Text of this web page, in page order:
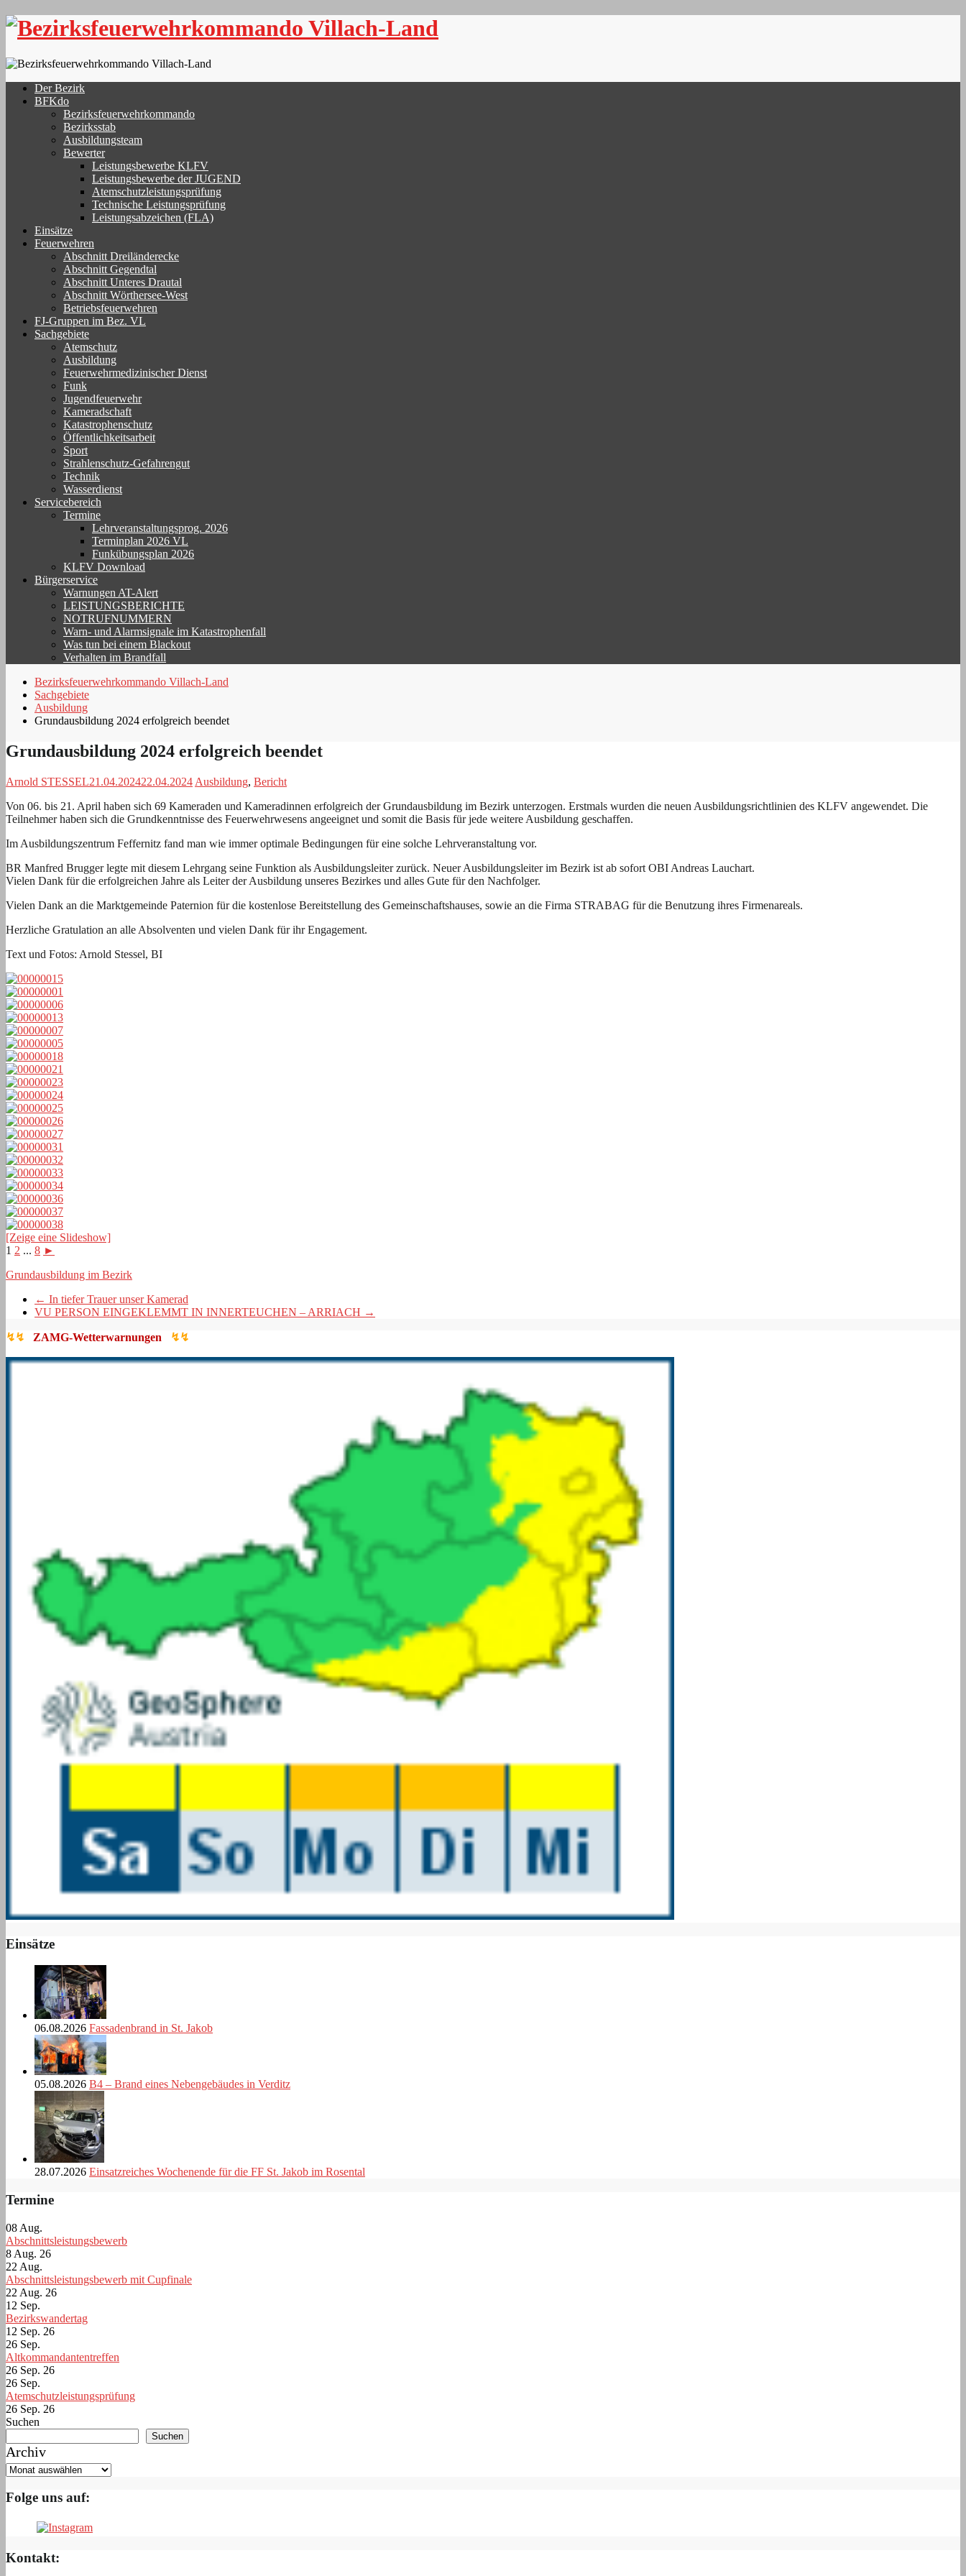
Skip
Der Bezirk
BFKdo
Bezirksfeuerwehrkommando
Bezirksstab
Ausbildungsteam
Bewerter
Leistungsbewerbe KLFV
Leistungsbewerbe der JUGEND
Atemschutzleistungsprüfung
Technische Leistungsprüfung
Leistungsabzeichen (FLA)
Einsätze
Feuerwehren
Abschnitt Dreiländerecke
Abschnitt Gegendtal
Abschnitt Unteres Drautal
Abschnitt Wörthersee-West
Betriebsfeuerwehren
FJ-Gruppen im Bez. VL
Sachgebiete
Atemschutz
Ausbildung
Feuerwehrmedizinischer Dienst
Funk
Jugendfeuerwehr
Kameradschaft
Katastrophenschutz
Öffentlichkeitsarbeit
Sport
Strahlenschutz-Gefahrengut
Technik
Wasserdienst
Servicebereich
Termine
Lehrveranstaltungsprog. 2026
Terminplan 2026 VL
Funkübungsplan 2026
KLFV Download
Bürgerservice
Warnungen AT-Alert
LEISTUNGSBERICHTE
NOTRUFNUMMERN
Warn- und Alarmsignale im Katastrophenfall
Was tun bei einem Blackout
Verhalten im Brandfall
Bezirksfeuerwehrkommando Villach-Land
Sachgebiete
Ausbildung
Grundausbildung 2024 erfolgreich beendet
Grundausbildung 2024 erfolgreich beendet
Arnold STESSEL21.04.202422.04.2024 Ausbildung, Bericht
Von 06. bis 21. April haben sich 69 Kameraden und Kameradinnen erfolgreich der Grundausbildung im Bezirk unterzogen. Erstmals wurden die neuen Ausbildungsrichtlinien des KLFV angewendet. Die
Teilnehmer haben sich die Grundkenntnisse des Feuerwehrwesens angeeignet und somit die Basis für jede weitere Ausbildung geschaffen.
Im Ausbildungszentrum Feffernitz fand man wie immer optimale Bedingungen für eine solche Lehrveranstaltung vor.
BR Manfred Brugger legte mit diesem Lehrgang seine Funktion als Ausbildungsleiter zurück. Neuer Ausbildungsleiter im Bezirk ist ab sofort OBI Andreas Lauchart.
Vielen Dank für die erfolgreichen Jahre als Leiter der Ausbildung unseres Bezirkes und alles Gute für den Nachfolger.
Vielen Dank an die Marktgemeinde Paternion für die kostenlose Bereitstellung des Gemeinschaftshauses, sowie an die Firma STRABAG für die Benutzung ihres Firmenareals.
Herzliche Gratulation an alle Absolventen und vielen Dank für ihr Engagement.
Text und Fotos: Arnold Stessel, BI
[Zeige eine Slideshow]
1 2 ... 8 ►
Grundausbildung im Bezirk
← In tiefer Trauer unser Kamerad
VU PERSON EINGEKLEMMT IN INNERTEUCHEN – ARRIACH →
↯↯ ZAMG-Wetterwarnungen ↯↯
Einsätze
06.08.2026 Fassadenbrand in St. Jakob
05.08.2026 B4 – Brand eines Nebengebäudes in Verditz
28.07.2026 Einsatzreiches Wochenende für die FF St. Jakob im Rosental
Termine
08 Aug.
Abschnittsleistungsbewerb
8 Aug. 26
22 Aug.
Abschnittsleistungsbewerb mit Cupfinale
22 Aug. 26
12 Sep.
Bezirkswandertag
12 Sep. 26
26 Sep.
Altkommandantentreffen
26 Sep. 26
26 Sep.
Atemschutzleistungsprüfung
26 Sep. 26
Suchen
Suchen
Archiv
Folge uns auf:
Kontakt: